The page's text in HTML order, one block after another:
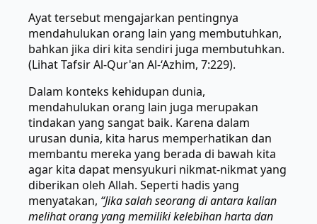
Ayat tersebut mengajarkan pentingnya
mendahulukan orang lain yang membutuhkan,
bahkan jika diri kita sendiri juga membutuhkan.
(Lihat Tafsir Al-Qur'an Al-‘Azhim, 7:229).
Dalam konteks kehidupan dunia,
mendahulukan orang lain juga merupakan
tindakan yang sangat baik. Karena dalam
urusan dunia, kita harus memperhatikan dan
membantu mereka yang berada di bawah kita
agar kita dapat mensyukuri nikmat-nikmat yang
diberikan oleh Allah. Seperti hadis yang
menyatakan, “Jika salah seorang di antara kalian
melihat orang yang memiliki kelebihan harta dan